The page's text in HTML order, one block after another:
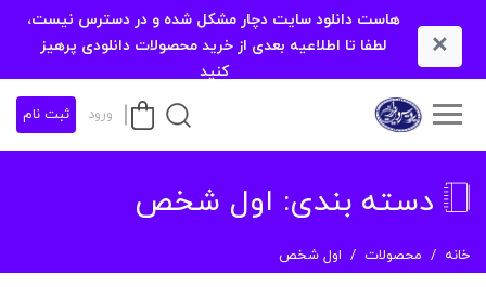
×
هاست دانلود سایت دچار مشکل شده و در دسترس نیست،
لطفا تا اطلاعیه بعدی از خرید محصولات دانلودی پرهیز
کنید
ورود ثبت نام
دسته بندی: اول شخص
خانه محصولات اول شخص